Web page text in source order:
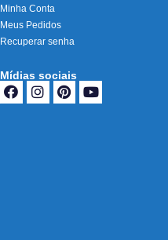
Minha Conta
Meus Pedidos
Recuperar senha
Mídias sociais